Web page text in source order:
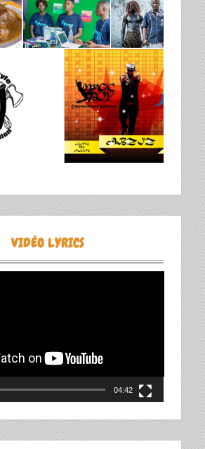
VIDÉO LYRICS
04:42